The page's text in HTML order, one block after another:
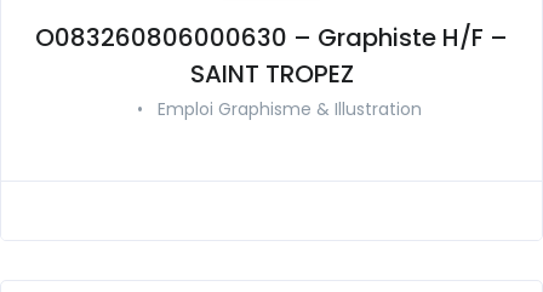
O083260806000630 – Graphiste H/F –
SAINT TROPEZ
• Emploi Graphisme & Illustration